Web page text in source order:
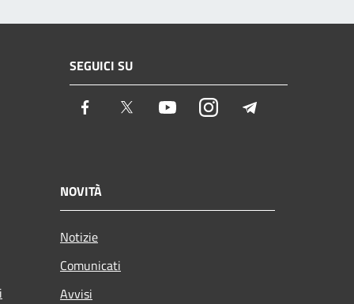
SEGUICI SU
Facebook Twitter YoutubeInstagram
NOVITÀ
Notizie
Comunicati
Avvisi